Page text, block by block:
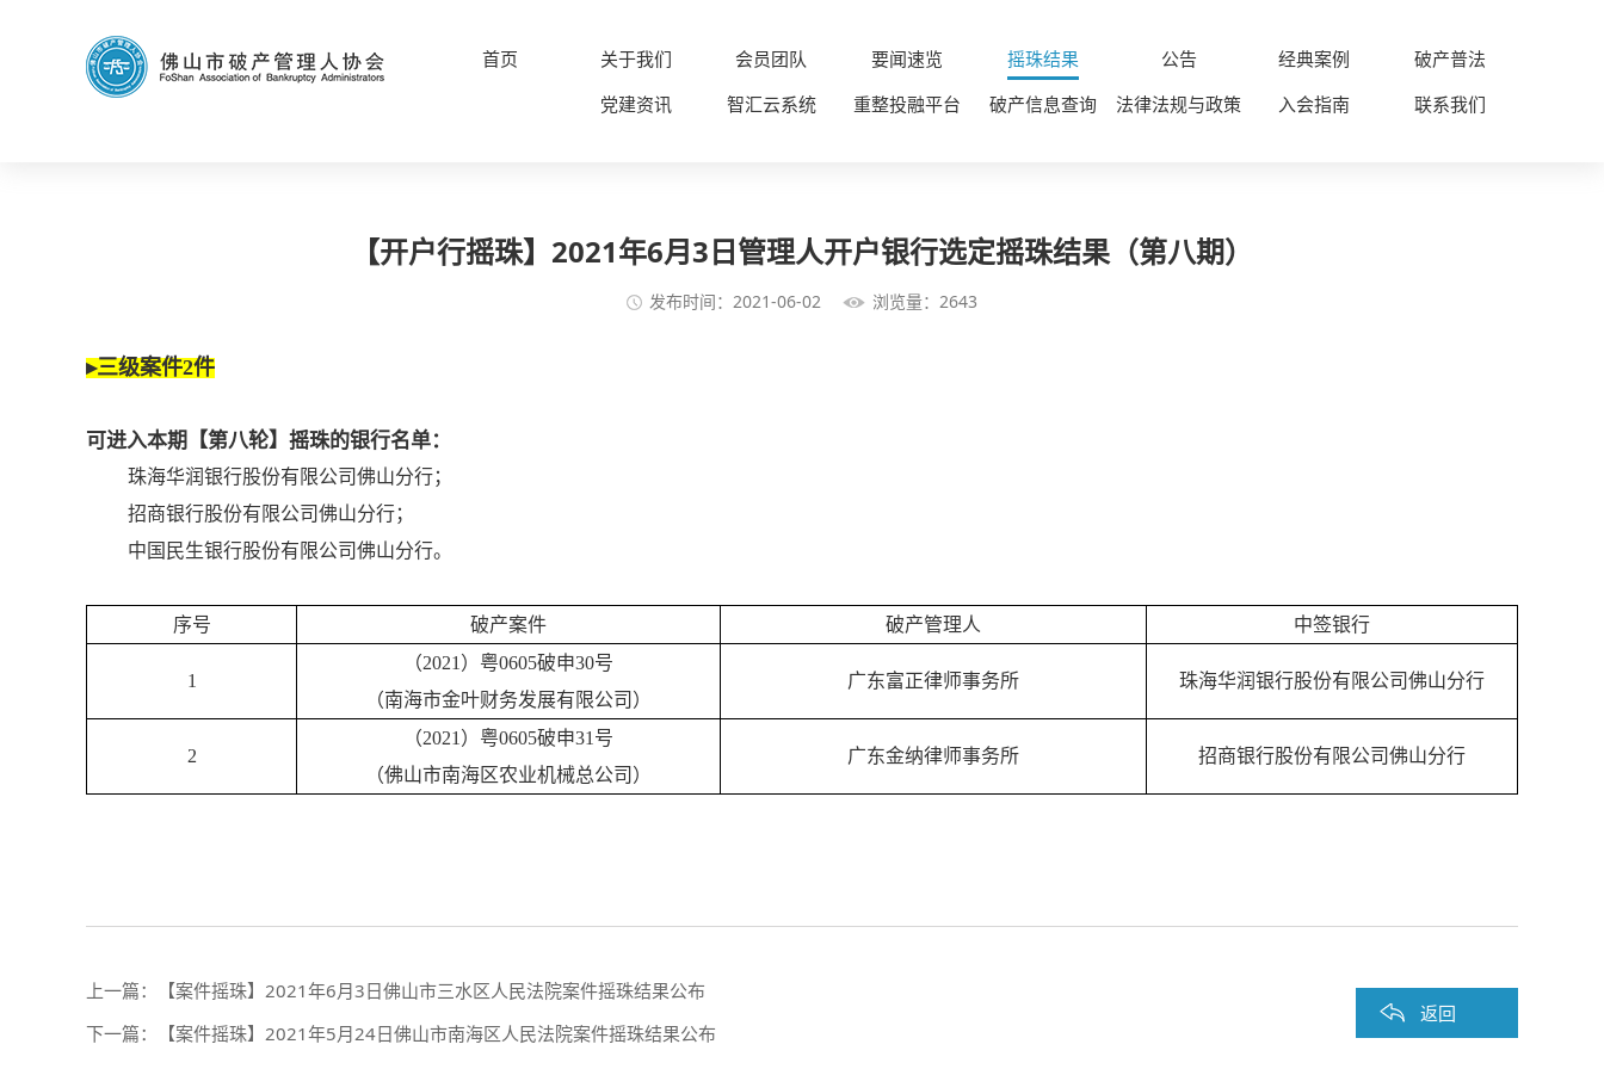
首页 关于我们 会员团队 要闻速览 摇珠结果 公告 经典案例
破产普法
党建资讯
智汇云系统 重整投融平台 破产信息查询 法律法规与政策 入会指南 联系我们
【开户行摇珠】2021年6月3日管理人开户银行选定摇珠结果（第八期）
发布时间：2021-06-02 浏览量：2643
▸三级案件2件
可进入本期【第八轮】摇珠的银行名单：
珠海华润银行股份有限公司佛山分行；
招商银行股份有限公司佛山分行；
中国民生银行股份有限公司佛山分行。
序号 破产案件 破产管理人 中签银行
1
（2021）粤0605破申30号
（南海市金叶财务发展有限公司）
广东富正律师事务所 珠海华润银行股份有限公司佛山分行
2
（2021）粤0605破申31号
（佛山市南海区农业机械总公司）
广东金纳律师事务所 招商银行股份有限公司佛山分行
上一篇：
【案件摇珠】2021年6月3日佛山市三水区人民法院案件摇珠结果公布
下一篇：
【案件摇珠】2021年5月24日佛山市南海区人民法院案件摇珠结果公布
返回